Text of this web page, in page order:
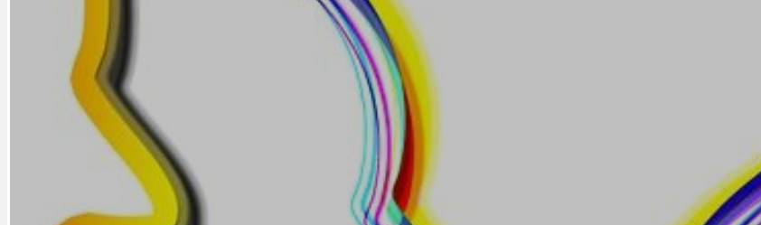
DATA A VÝROČÍ
DEZINFORMACE
KULTURNÍ MOZAIKA
NÁDRAŽÍ PRAHA - KLÁNOVICE A PARKOVÁNÍ PRAŽSKÉ STAVEBNÍ PŘEDPISY